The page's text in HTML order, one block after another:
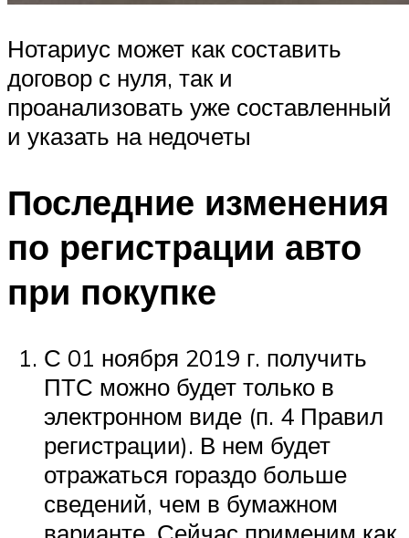
Нотариус может как составить
договор с нуля, так и
проанализовать уже составленный
и указать на недочеты
Последние изменения
по регистрации авто
при покупке
С 01 ноября 2019 г. получить
ПТС можно будет только в
электронном виде (п. 4 Правил
регистрации). В нем будет
отражаться гораздо больше
сведений, чем в бумажном